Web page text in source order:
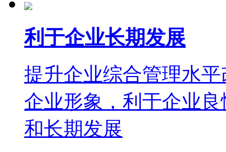
利于企业长期发展
提升企业综合管理水平
企业形象，利于企业良
和长期发展